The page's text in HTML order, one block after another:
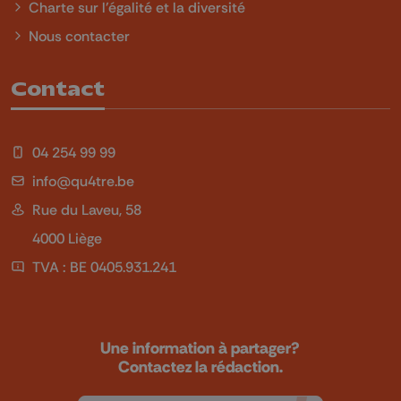
Charte sur l'égalité et la diversité
Nous contacter
Contact
04 254 99 99
info@qu4tre.be
Rue du Laveu, 58
4000 Liège
TVA : BE 0405.931.241
Une information à partager?
Contactez la rédaction.